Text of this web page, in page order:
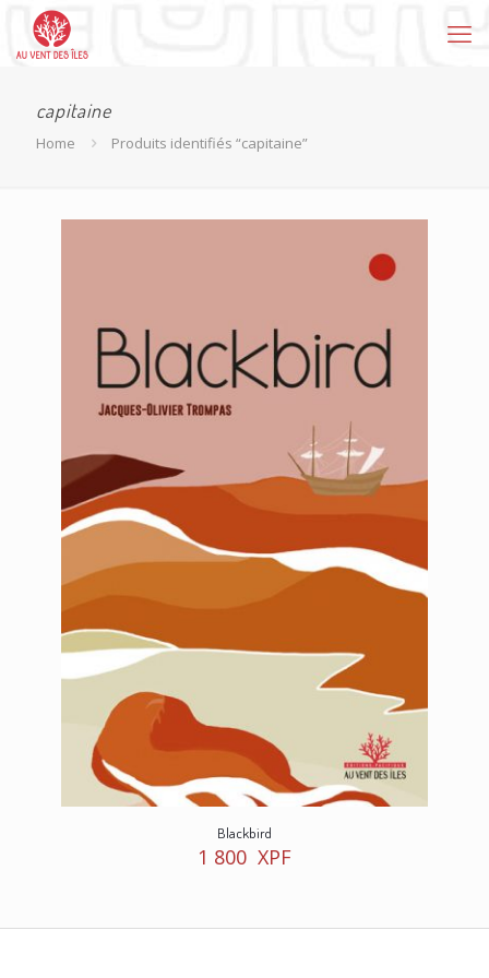
capitaine
Home Produits identifiés “capitaine”
Blackbird
1 800 XPF